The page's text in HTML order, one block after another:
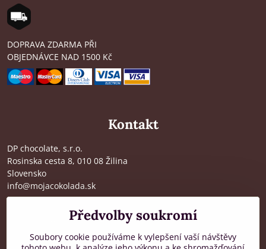
DOPRAVA ZDARMA PŘI
OBJEDNÁVCE NAD 1500 Kč
Kontakt
DP chocolate, s.r.o.
Rosinska cesta 8, 010 08 Žilina
Slovensko
info@mojacokolada.sk
Kde nás najdete
Předvolby soukromí
Soubory cookie používáme k vylepšení vaší návštěvy